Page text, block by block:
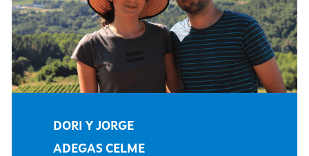
DORI Y JORGE
ADEGAS CELME